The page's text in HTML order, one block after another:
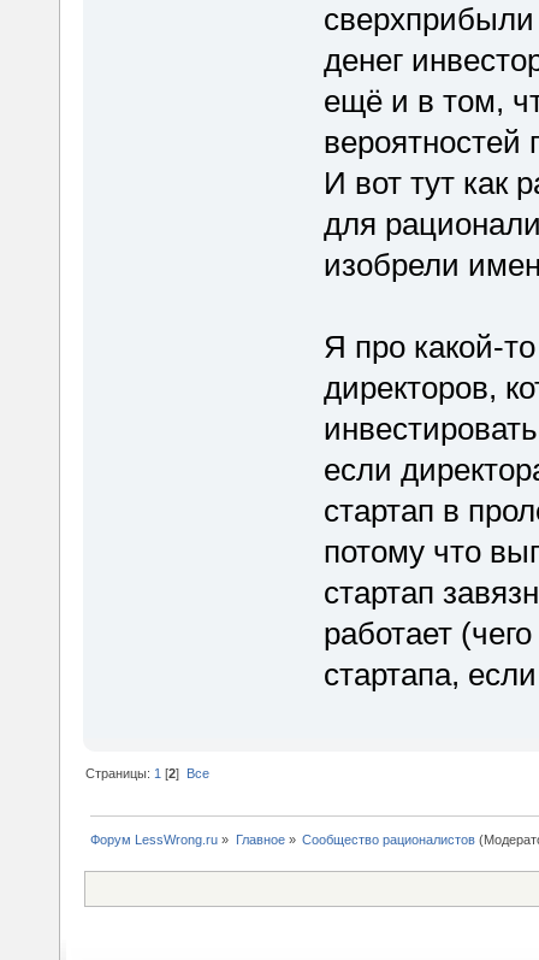
сверхприбыли
денег
ещё и в том,
вероятностей
И вот тут как
для
изобрели
Я про какой-
директоров,
если
стартап в
потому что
стартап
работает
стартапа,
Страницы: 1 [2] Все
Форум LessWrong.ru » Главное» Сообщество рационалистов